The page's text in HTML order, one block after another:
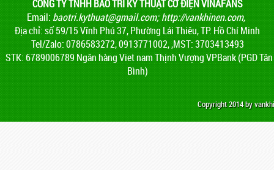
CÔNG TY TNHH BẢO TRÌ KỸ THUẬT CƠ ĐIỆN VINAFANS
Email: baotri.kythuat@gmail.com;http://vankhinen.com,
Địa chỉ: số 59/15 Vĩnh Phú 37, Phường Lái Thiêu, TP. Hồ Chí Minh
Tel/Zalo: 0786583272, 0913771002, ,MST: 3703413493
STK: 6789006789 Ngân hàng Viet nam Thịnh Vượng VPBank (PGD Tân
Bình)
Copyright 2014 by